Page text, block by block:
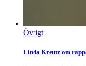
Övrigt
Linda Kreutz om